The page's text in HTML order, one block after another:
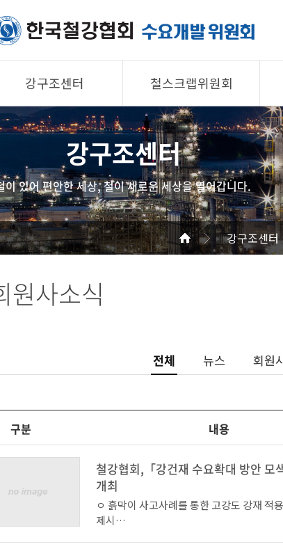
강구조센터
제품소개
강구조센터
알림/자료
사진/영상
철스크랩위원회
제품소개
회원사
철스크랩위원회
알림/자료
사진/영상
강구조센터
이 있어 편안한 세상, 철이 새로운 세상을 열어갑니다.
강구조센터
원사소식
전체 뉴스 회원
구분 내용
철강협회,「강건재 수요확대 방안 모
개최
ㅇ 흙막이 사고사례를 통한 고강도 강재 적
제시